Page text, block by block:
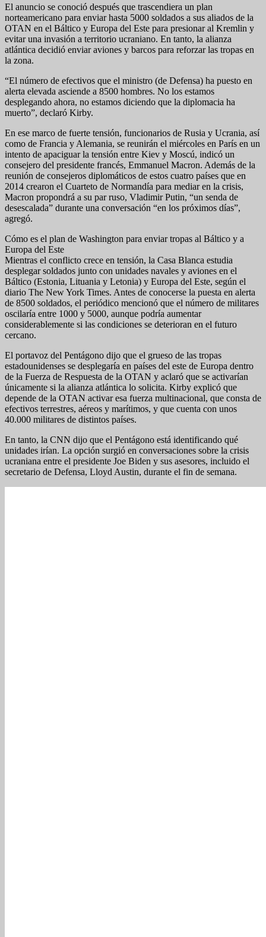
El anuncio se conoció después que trascendiera un plan
norteamericano para enviar hasta 5000 soldados a sus aliados de la
OTAN en el Báltico y Europa del Este para presionar al Kremlin y
evitar una invasión a territorio ucraniano. En tanto, la alianza
atlántica decidió enviar aviones y barcos para reforzar las tropas en
la zona.
“El número de efectivos que el ministro (de Defensa) ha puesto en
alerta elevada asciende a 8500 hombres. No los estamos
desplegando ahora, no estamos diciendo que la diplomacia ha
muerto”, declaró Kirby.
En ese marco de fuerte tensión, funcionarios de Rusia y Ucrania, así
como de Francia y Alemania, se reunirán el miércoles en París en un
intento de apaciguar la tensión entre Kiev y Moscú, indicó un
consejero del presidente francés, Emmanuel Macron. Además de la
reunión de consejeros diplomáticos de estos cuatro países que en
2014 crearon el Cuarteto de Normandía para mediar en la crisis,
Macron propondrá a su par ruso, Vladimir Putin, “un senda de
desescalada” durante una conversación “en los próximos días”,
agregó.
Cómo es el plan de Washington para enviar tropas al Báltico y a
Europa del Este
Mientras el conflicto crece en tensión, la Casa Blanca estudia
desplegar soldados junto con unidades navales y aviones en el
Báltico (Estonia, Lituania y Letonia) y Europa del Este, según el
diario The New York Times. Antes de conocerse la puesta en alerta
de 8500 soldados, el periódico mencionó que el número de militares
oscilaría entre 1000 y 5000, aunque podría aumentar
considerablemente si las condiciones se deterioran en el futuro
cercano.
El portavoz del Pentágono dijo que el grueso de las tropas
estadounidenses se desplegaría en países del este de Europa dentro
de la Fuerza de Respuesta de la OTAN y aclaró que se activarían
únicamente si la alianza atlántica lo solicita. Kirby explicó que
depende de la OTAN activar esa fuerza multinacional, que consta de
efectivos terrestres, aéreos y marítimos, y que cuenta con unos
40.000 militares de distintos países.
En tanto, la CNN dijo que el Pentágono está identificando qué
unidades irían. La opción surgió en conversaciones sobre la crisis
ucraniana entre el presidente Joe Biden y sus asesores, incluido el
secretario de Defensa, Lloyd Austin, durante el fin de semana.